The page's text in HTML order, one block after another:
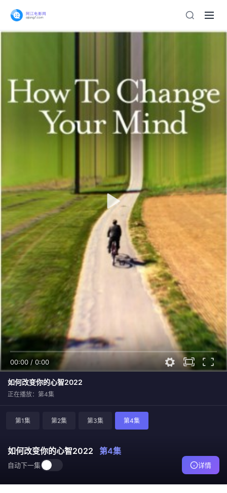
00:00 / 0:00
如何改变你的心智2022
正在播放：第4集
第1集 第2集 第3集 第4集
如何改变你的心智2022 第4集
自动下一集 详情